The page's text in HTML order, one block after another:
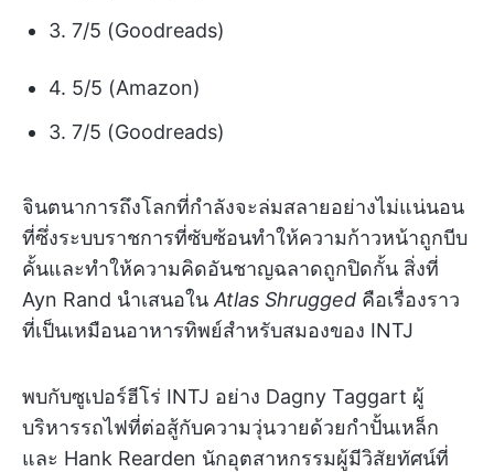
3. 7/5 (Goodreads)
4. 5/5 (Amazon)
3. 7/5 (Goodreads)
จินตนาการถึงโลกที่กำลังจะล่มสลายอย่างไม่แน่นอน
ที่ซึ่งระบบราชการที่ซับซ้อนทำให้ความก้าวหน้าถูกบีบ
คั้นและทำให้ความคิดอันชาญฉลาดถูกปิดกั้น สิ่งที่
Ayn Rand นำเสนอในAtlas Shrugged คือเรื่องราว
ที่เป็นเหมือนอาหารทิพย์สำหรับสมองของ INTJ
พบกับซูเปอร์ฮีโร่ INTJ อย่าง Dagny Taggart ผู้
บริหารรถไฟที่ต่อสู้กับความวุ่นวายด้วยกำปั้นเหล็ก
และ Hank Rearden นักอุตสาหกรรมผู้มีวิสัยทัศน์ที่